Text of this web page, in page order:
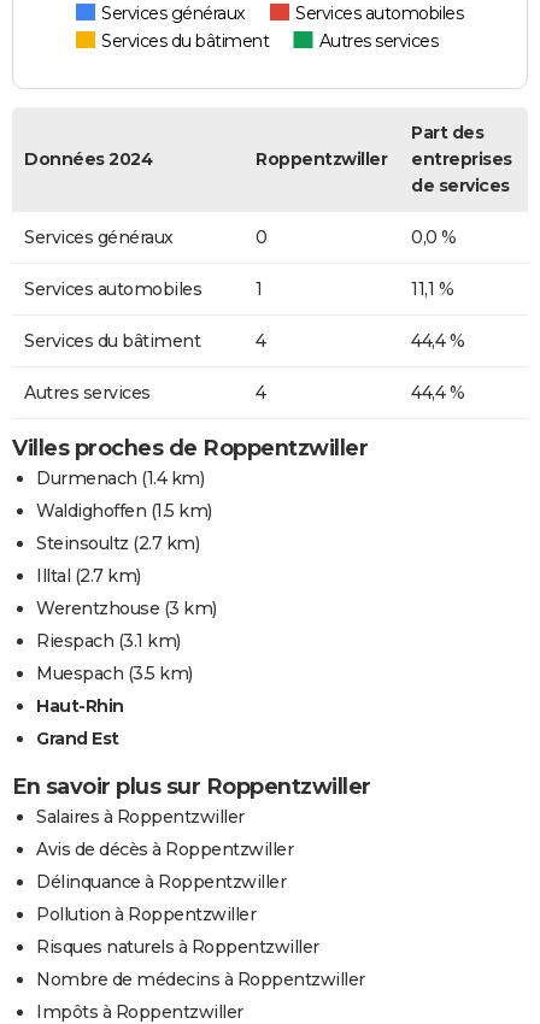
Services généraux
Services automobiles
Services du bâtiment
Autres services
Données 2024 Roppentzwiller
Part des
entreprises
de services
Services généraux 0 0,0 %
Services automobiles 1 11,1 %
Services du bâtiment 4 44,4 %
Autres services 4 44,4 %
Villes proches de Roppentzwiller
Durmenach (1.4 km)
Waldighoffen (1.5 km)
Steinsoultz (2.7 km)
Illtal (2.7 km)
Werentzhouse (3 km)
Riespach (3.1 km)
Muespach (3.5 km)
Haut-Rhin
Grand Est
En savoir plus sur Roppentzwiller
Salaires à Roppentzwiller
Avis de décès à Roppentzwiller
Délinquance à Roppentzwiller
Pollution à Roppentzwiller
Risques naturels à Roppentzwiller
Nombre de médecins à Roppentzwiller
Impôts à Roppentzwiller